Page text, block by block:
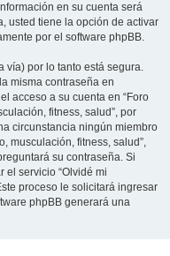
en su cuenta será
usted tiene la opción de activar
por el software phpBB.
vía) por lo tanto está segura.
misma contraseña en
acceso a su cuenta en “Foro
fitness, salud”, por
circunstancia ningún miembro
musculación, fitness, salud”,
su contraseña. Si
el servicio “Olvidé mi
proceso le solicitará ingresar
phpBB generará una